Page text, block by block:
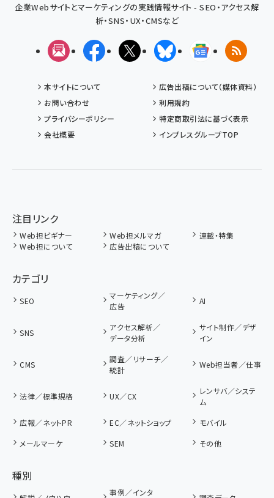
企業Webサイトとマーケティングの実践情報サイト - SEO・アクセス解
析・SNS・UX・CMSなど
メルマガFacebookX(エックス)BlueskyGoogleニュ
RSS
本サイトについて
広告出稿について（媒体資料）
お問い合わせ
利用規約
プライバシーポリシー
特定商取引法に基づく表示
会社概要
インプレスグループTOP
注目リンク
Web担ビギナー Web担メルマガ
連載・特集
Web担について
広告出稿について
カテゴリ
SEO
マーケティング／
広告
AI
SNS
アクセス解析／
データ分析
サイト制作／デザ
イン
CMS
調査／リサーチ／
統計
Web担当者／仕事
法律／標準規格 UX／CX
レンサバ／システ
ム
広報／ネットPR
EC／ネットショップ
モバイル
メールマーケ
SEM その他
種別
事例／インタ